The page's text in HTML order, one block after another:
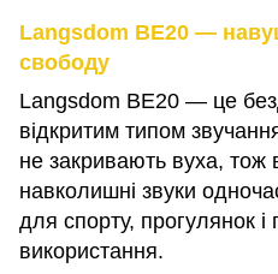
Langsdom BE20 —
свободу
Langsdom BE20 — це
відкритим типом
не закривають вуха, тож
навколишні звуки
для спорту, прогулянок і
використання.